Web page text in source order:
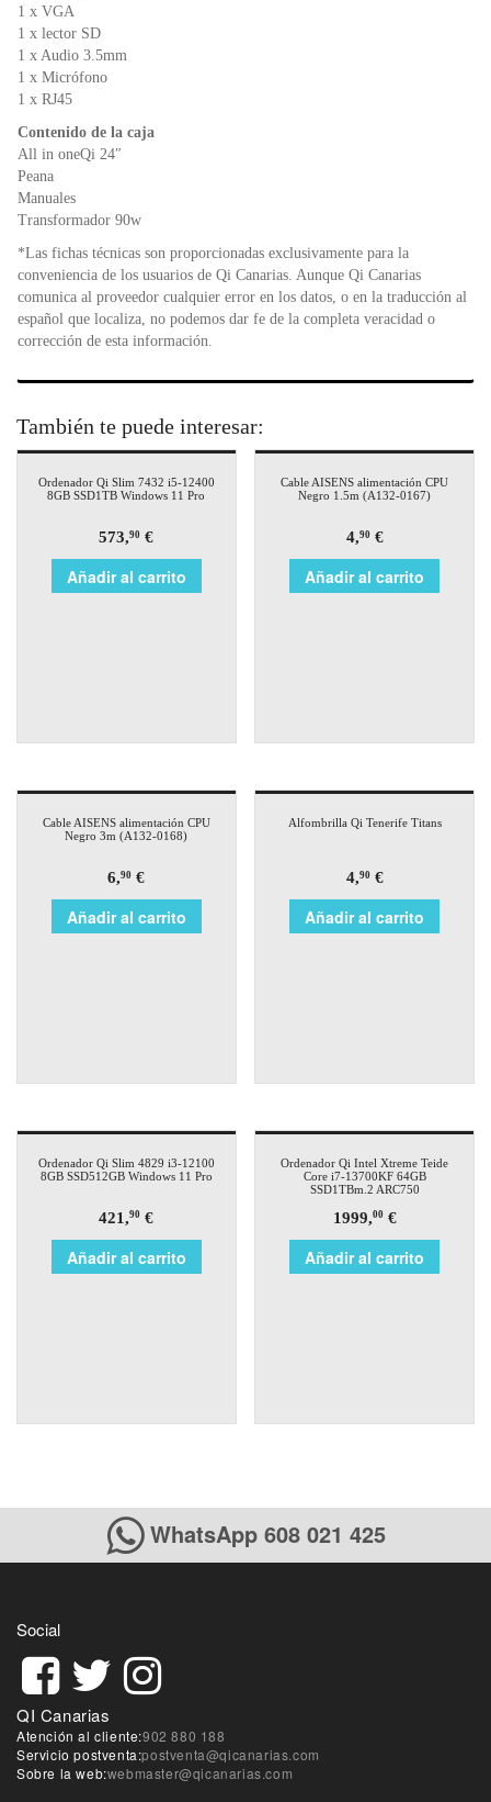
1 x VGA
1 x lector SD
1 x Audio 3.5mm
1 x Micrófono
1 x RJ45
Contenido de la caja
All in oneQi 24″
Peana
Manuales
Transformador 90w
*Las fichas técnicas son proporcionadas exclusivamente para la
conveniencia de los usuarios de Qi Canarias. Aunque Qi Canarias
comunica al proveedor cualquier error en los datos, o en la traducción al
español que localiza, no podemos dar fe de la completa veracidad o
corrección de esta información.
También te puede interesar:
Ordenador Qi Slim 7432 i5-12400
8GB SSD1TB Windows 11 Pro
573,90 €
Añadir al carrito
Cable AISENS alimentación CPU
Negro 1.5m (A132-0167)
4,90€
Añadir al carrito
Cable AISENS alimentación CPU
Negro 3m (A132-0168)
6,90 €
Añadir al carrito
Alfombrilla Qi Tenerife Titans
4,90€
Añadir al carrito
Ordenador Qi Slim 4829 i3-12100
8GB SSD512GB Windows 11 Pro
421,90 €
Añadir al carrito
Ordenador Qi Intel Xtreme Teide
Core i7-13700KF 64GB
SSD1TBm.2 ARC750
1999,00€
Añadir al carrito
WhatsApp 608 021 425
Social
QI Canarias
Atención al cliente:902 880 188
Servicio postventa:postventa@qicanarias.com
Sobre la web:webmaster@qicanarias.com